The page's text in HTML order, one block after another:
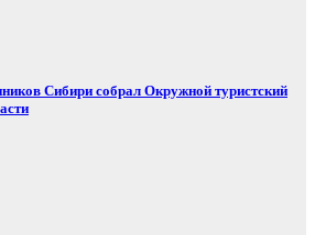
Сибири собрал Окружной туристский